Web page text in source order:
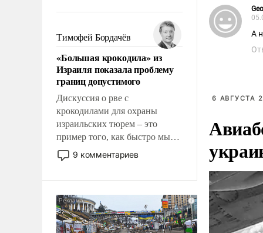
налогоплательщиков и где
Еревану за свои поступки не
нужно отвечать.
Тимофей Бордачёв
«Большая крокодила» из
Израиля показала проблему
границ допустимого
Дискуссия о рве с
крокодилами для охраны
израильских тюрем – это
пример того, как быстро мы
двигаемся по пути
революционных изменений.
псевдонаучной фантастики,
стало всерьез обсуждаемой
идеей.
9 комментариев
А
6 АВГУСТА